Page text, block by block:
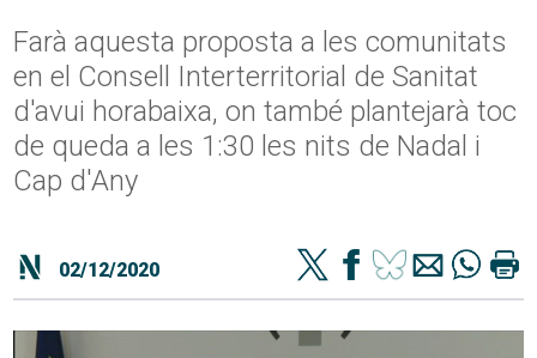
Farà aquesta proposta a les comunitats
en el Consell Interterritorial de Sanitat
d'avui horabaixa, on també plantejarà toc
de queda a les 1:30 les nits de Nadal i
Cap d'Any
02/12/2020